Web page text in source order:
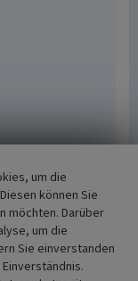
um die
können Sie
möchten. Darüber
um die
Sie einverstanden